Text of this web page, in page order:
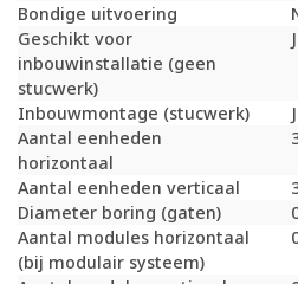
Bondige uitvoering
Geschikt voor
inbouwinstallatie (geen
stucwerk)
Inbouwmontage (stucwerk)
Aantal eenheden
horizontaal
Aantal eenheden verticaal
Diameter boring (gaten)
Aantal modules horizontaal
(bij modulair systeem)